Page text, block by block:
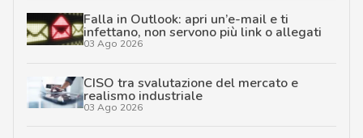
Falla in Outlook: apri un’e-mail e ti
infettano, non servono più link o allegati
03 Ago 2026
CISO tra svalutazione del mercato e
realismo industriale
03 Ago 2026